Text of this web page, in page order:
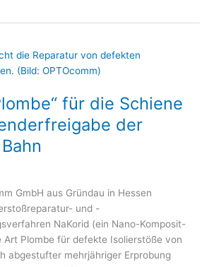
für die Schiene
der
GmbH aus Gründau in Hessen
und -
NaKorid (ein Nano-Komposit-
Art Plombe für defekte Isolierstöße von
abgestufter mehrjähriger Erprobung